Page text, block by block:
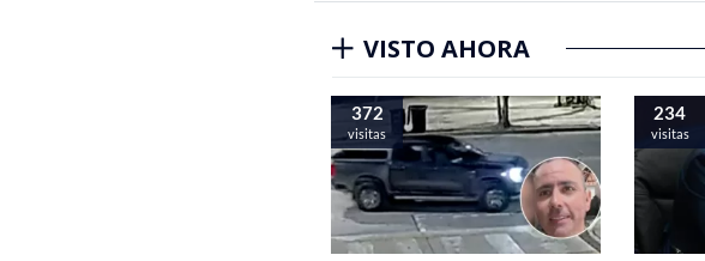
VISTO AHORA
372
visitas
234
visitas